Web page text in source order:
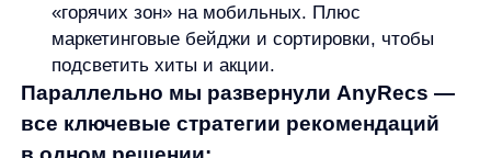
Цифры, которые двигают кассу:
конверсия, заказы, выручка
Мы измеряли эффект в период июнь — сентябрь
2025 года и фиксировали не только средние
значения, но и динамику.